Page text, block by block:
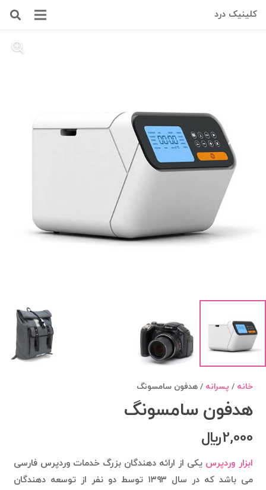
کلینیک درد
خانه / پسرانه / هدفون سامسونگ
هدفون سامسونگ
2,000﷼
ابزار وردپرس یکی از ارائه دهندگان بزرگ خدمات وردپرس فارسی
می باشد که در سال ۱۳۹۳ توسط دو نفر از توسعه دهندگان